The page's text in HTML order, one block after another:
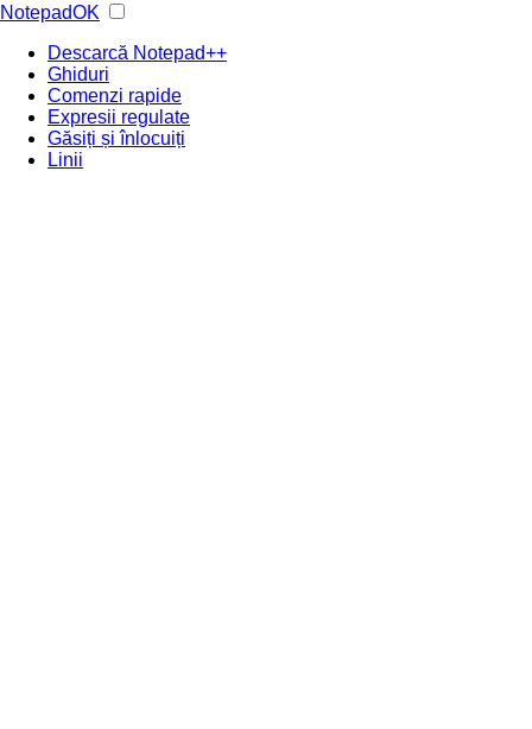
NotepadOK
Descarcă Notepad++
Ghiduri
Comenzi rapide
Expresii regulate
Găsiți și înlocuiți
Linii